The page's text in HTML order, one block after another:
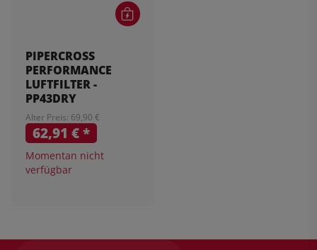
PIPERCROSS
PERFORMANCE
LUFTFILTER -
PP43DRY
Alter Preis: 69,90 €
62,91 €*
Momentan nicht
verfügbar